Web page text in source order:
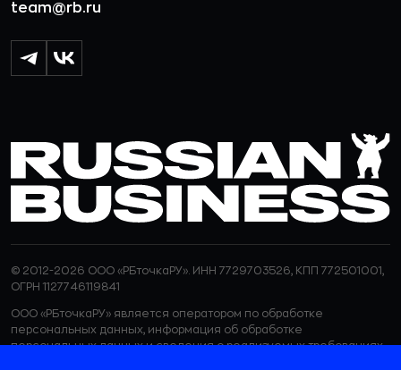
team@rb.ru
© 2012-2026 ООО «РБточкаРУ». ИНН 7729703526, КПП 772501001,
ОГРН 1127746119841
ООО «РБточкаРУ» является оператором по обработке
персональных данных, информация об обработке
персональных данных и сведения о реализуемых требованиях